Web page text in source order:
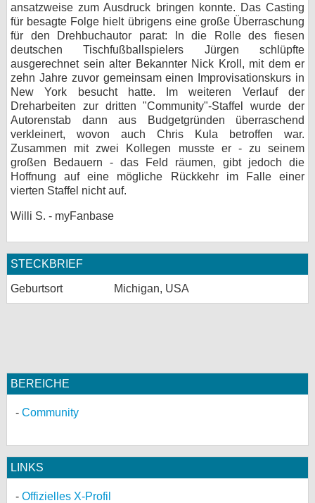
ansatzweise zum Ausdruck bringen konnte. Das Casting
für besagte Folge hielt übrigens eine große Überraschung
für den Drehbuchautor parat: In die Rolle des fiesen
deutschen Tischfußballspielers Jürgen schlüpfte
ausgerechnet sein alter Bekannter Nick Kroll, mit dem er
zehn Jahre zuvor gemeinsam einen Improvisationskurs in
New York besucht hatte. Im weiteren Verlauf der
Dreharbeiten zur dritten "Community"-Staffel wurde der
Autorenstab dann aus Budgetgründen überraschend
verkleinert, wovon auch Chris Kula betroffen war.
Zusammen mit zwei Kollegen musste er - zu seinem
großen Bedauern - das Feld räumen, gibt jedoch die
Hoffnung auf eine mögliche Rückkehr im Falle einer
vierten Staffel nicht auf.
Willi S. - myFanbase
STECKBRIEF
Geburtsort Michigan, USA
BEREICHE
Community
LINKS
Offizielles X-Profil